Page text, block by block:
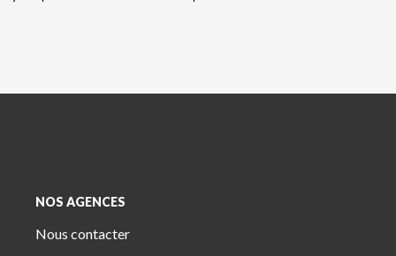
NOS AGENCES
Nous contacter